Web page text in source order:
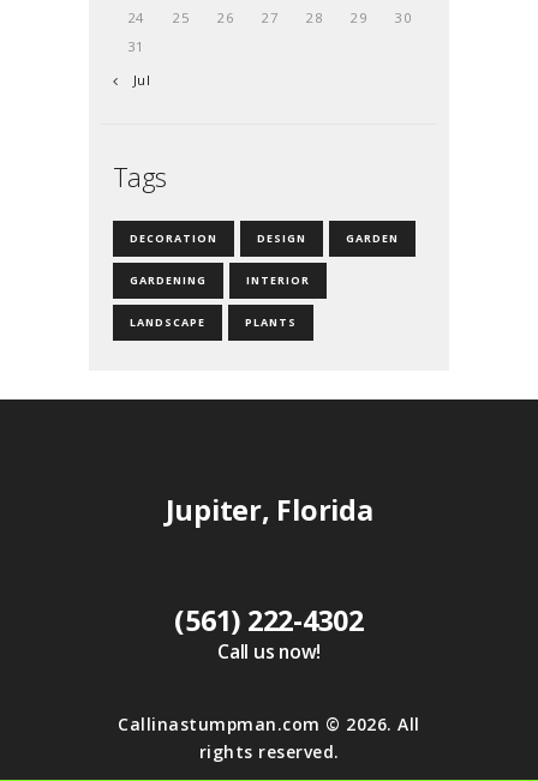
24
25 26 27 28 29
30
31
« Jul
Tags
DECORATION DESIGN GARDEN
GARDENING INTERIOR
LANDSCAPE PLANTS
Jupiter, Florida
(561) 222-4302
Call us now!
Callinastumpman.com © 2026. All
rights reserved.